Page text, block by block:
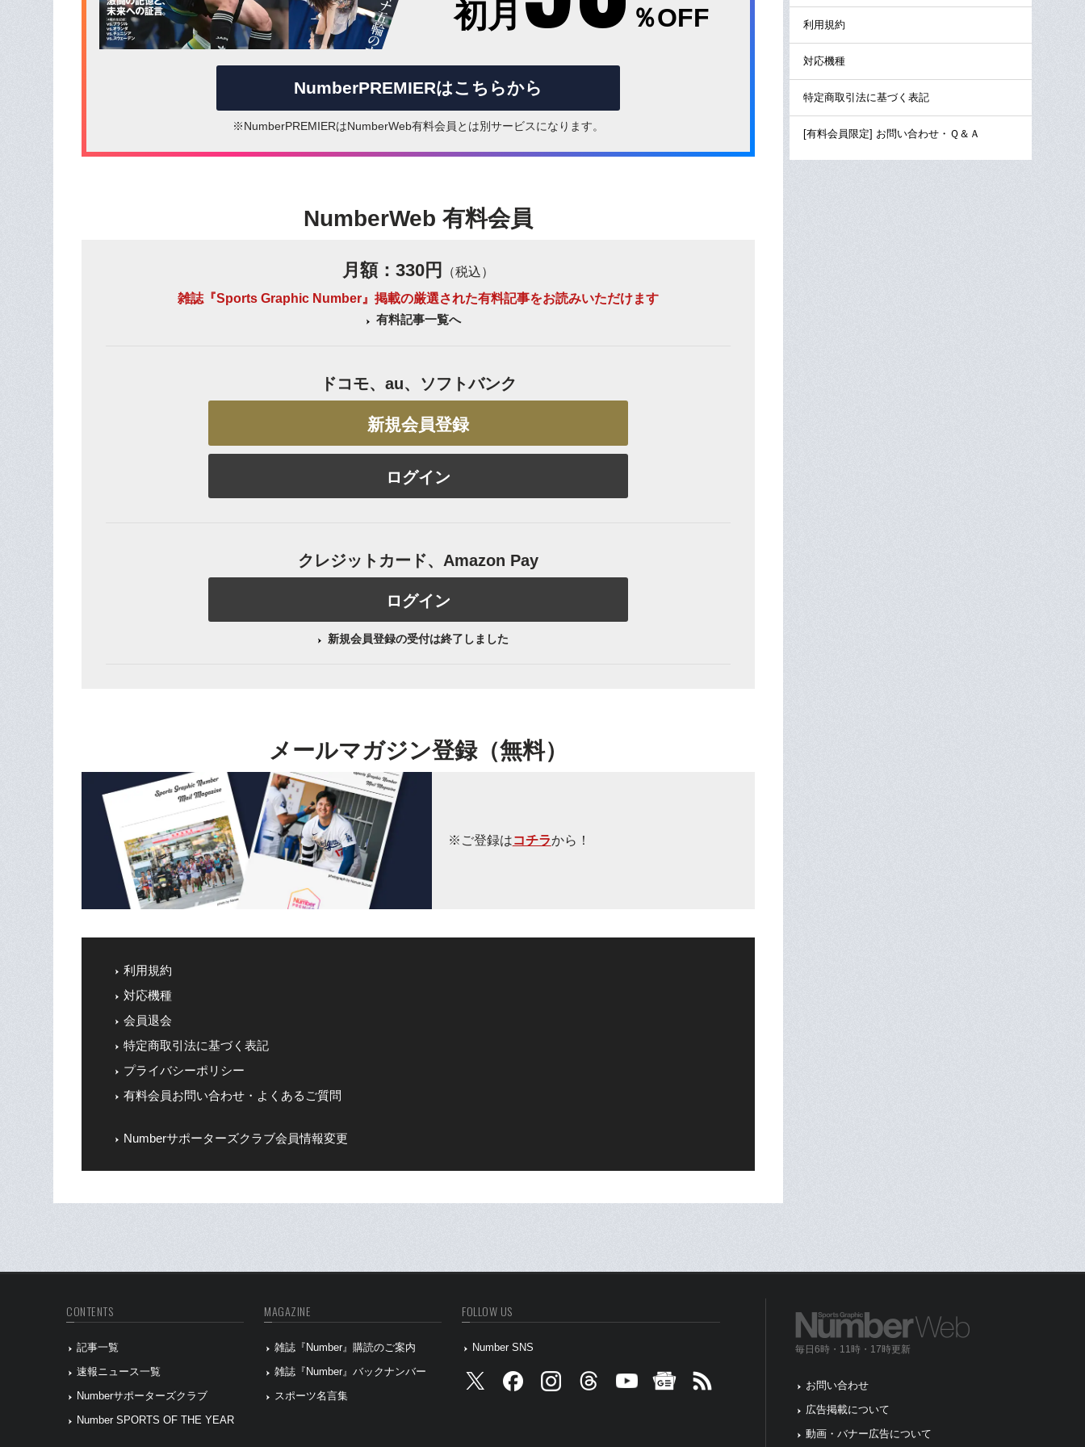
初月 ％OFF
NumberPREMIERはこちらから
※NumberPREMIERはNumberWeb有料会員とは別サービスになります。
NumberWeb 有料会員
月額：330円
（税込）
雑誌『Sports Graphic Number』掲載の厳選された有料記事をお読みいただけます
有料記事一覧へ
ドコモ、au、ソフトバンク
新規会員登録
ログイン
クレジットカード、Amazon Pay
ログイン
新規会員登録の受付は終了しました
メールマガジン登録（無料）
※ご登録はコチラから！
利用規約
対応機種
会員退会
特定商取引法に基づく表記
プライバシーポリシー
有料会員お問い合わせ・よくあるご質問
Numberサポーターズクラブ会員情報変更
利用規約
対応機種
特定商取引法に基づく表記
[有料会員限定] お問い合わせ・Ｑ＆Ａ
CONTENTS
記事一覧
速報ニュース一覧
Numberサポーターズクラブ
Number SPORTS OF THE YEAR
MAGAZINE
雑誌『Number』購読のご案内
雑誌『Number』バックナンバー
スポーツ名言集
FOLLOW US
Number SNS 毎日6時・11時・17時更新
お問い合わせ
広告掲載について
動画・バナー広告について